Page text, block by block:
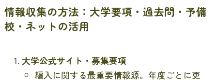
情報収集の方法：大学要項・過去問・予備
校・ネットの活用
大学公式サイト・募集要項
編入に関する最重要情報源。年度ごとに更